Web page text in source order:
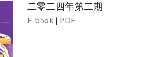
二零二四年第二期
E-book | PDF